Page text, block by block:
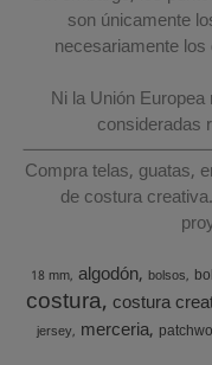
son únicamente
necesariamente
Ni la Unión
consideradas
Compra telas, guatas,
de costura
18 mm algodón bolsos
costura costura
jersey merceria